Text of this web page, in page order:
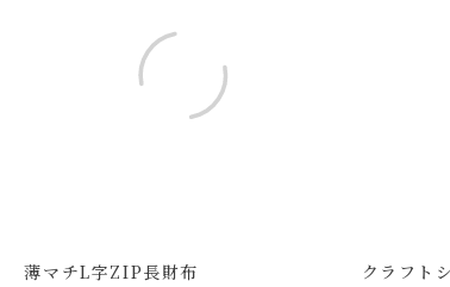
薄マチL字ZIP長財布 クラフト